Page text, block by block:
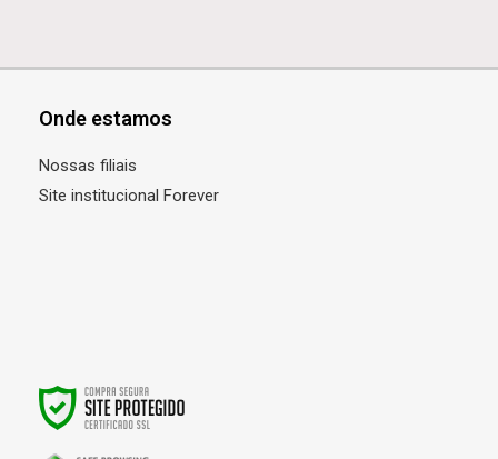
Onde estamos
Nossas filiais
Site institucional Forever